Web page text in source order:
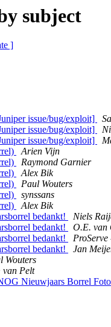
subject
]
issue/bug/exploit]
issue/bug/exploit]
issue/bug/exploit]
Arien Vijn
Raymond Garnier
Alex Bik
Paul Wouters
synssans
Alex Bik
bedankt!
Niels
bedankt!
O.E. van
bedankt!
ProServe
bedankt!
Jan
Wouters
van Pelt
Nieuwjaars Borrel